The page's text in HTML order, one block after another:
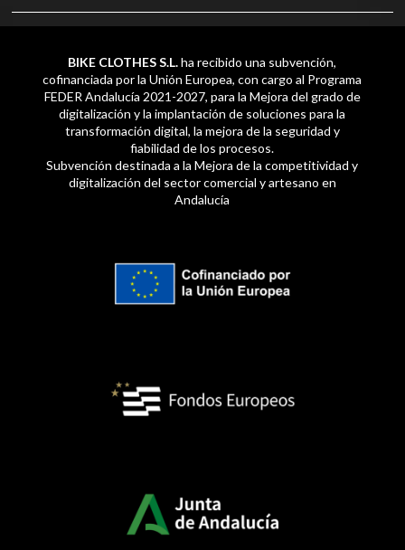
BIKE CLOTHES S.L.ha recibido una subvención,
cofinanciada por la Unión Europea, con cargo al Programa
FEDER Andalucía 2021-2027, para la Mejora del grado de
digitalización y la implantación de soluciones para la
transformación digital, la mejora de la seguridad y
fiabilidad de los procesos.
Subvención destinada a la Mejora de la competitividad y
digitalización del sector comercial y artesano en
Andalucía